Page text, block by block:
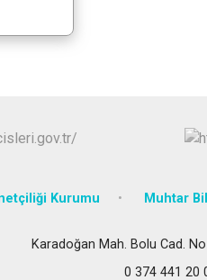
Kurumu Muhtar
Karadoğan Mah. Bolu Cad. No
0 374 441 20